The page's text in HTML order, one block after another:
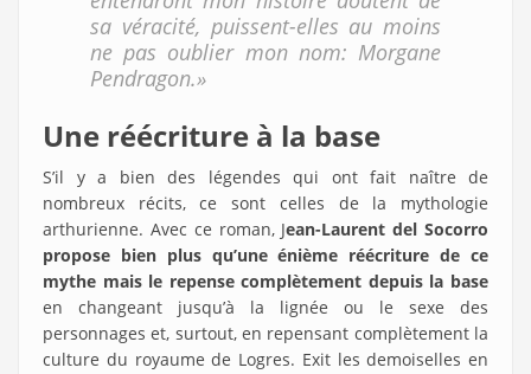
sa véracité, puissent-elles au moins
ne pas oublier mon nom: Morgane
Pendragon.»
Une réécriture à la base
S’il y a bien des légendes qui ont fait naître de
nombreux récits, ce sont celles de la mythologie
arthurienne. Avec ce roman, Jean-Laurent del Socorro
propose bien plus qu’une énième réécriture de ce
mythe mais le repense complètement depuis la base
en changeant jusqu’à la lignée ou le sexe des
personnages et, surtout, en repensant complètement la
culture du royaume de Logres. Exit les demoiselles en